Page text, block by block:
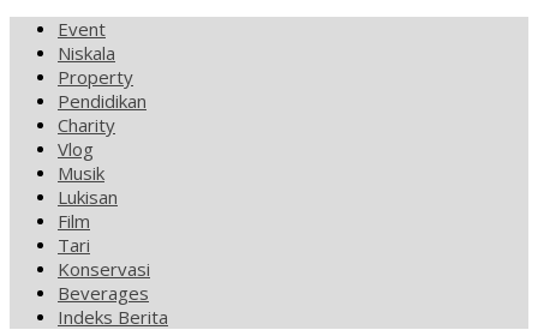
Event
Niskala
Property
Pendidikan
Charity
Vlog
Musik
Lukisan
Film
Tari
Konservasi
Beverages
Indeks Berita